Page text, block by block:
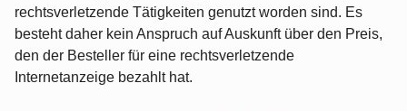
rechtsverletzende Tätigkeiten genutzt worden sind. Es
besteht daher kein Anspruch auf Auskunft über den Preis,
den der Besteller für eine rechtsverletzende
Internetanzeige bezahlt hat.